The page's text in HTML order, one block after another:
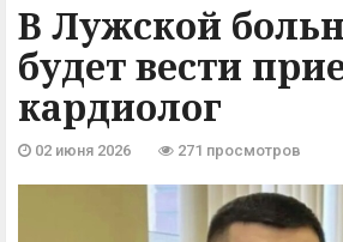
В Лужской
будет вести
кардиолог
02 июня 2026 271 просмотров